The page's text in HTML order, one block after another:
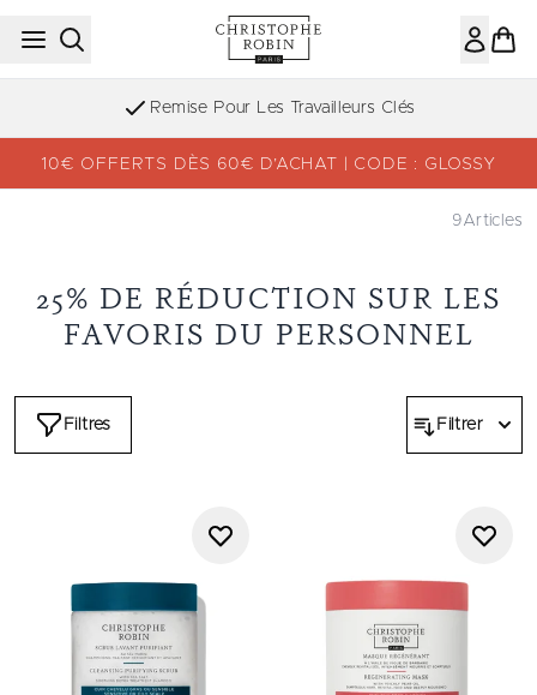
Passer au contenu principal
Remise Pour Les Travailleurs Clés
10€ OFFERTS DÈS 60€ D’ACHAT | CODE : GLOSSY
9Articles
25% DE RÉDUCTION SUR LES
FAVORIS DU PERSONNEL
Filtres Filtrer